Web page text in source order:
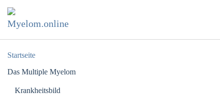
Zum Hauptinhalt springen
Startseite
Das Multiple Myelom
Krankheitsbild